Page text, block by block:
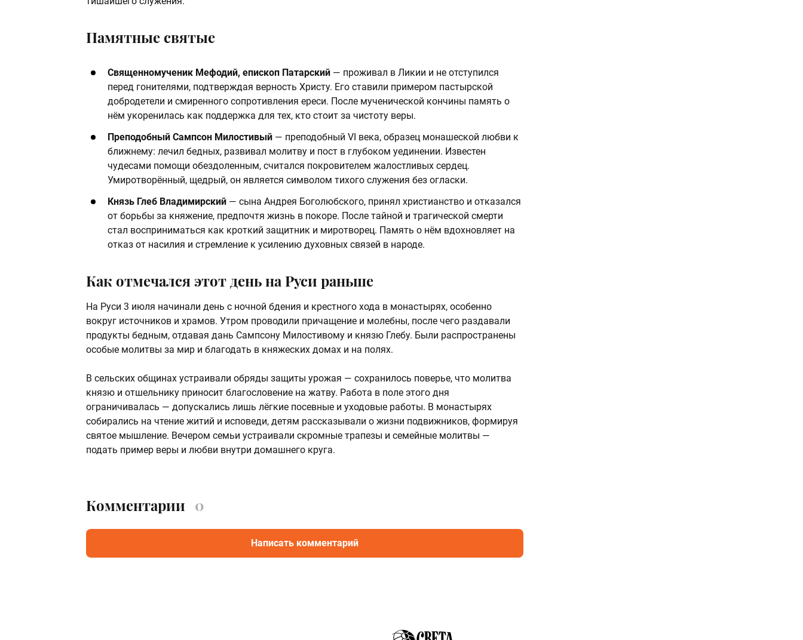
Памятные святые
Священномученик Мефодий, епископ Патарский — проживал в Ликии и не отступился
перед гонителями, подтверждая верность Христу. Его ставили примером пастырской
добродетели и смиренного сопротивления ереси. После мученической кончины память о
нём укоренилась как поддержка для тех, кто стоит за чистоту веры.
Преподобный Сампсон Милостивый — преподобный VI века, образец монашеской любви к
ближнему: лечил бедных, развивал молитву и пост в глубоком уединении. Известен
чудесами помощи обездоленным, считался покровителем жалостливых сердец.
Умиротворённый, щедрый, он является символом тихого служения без огласки.
Князь Глеб Владимирский — сына Андрея Боголюбского, принял христианство и отказался
от борьбы за княжение, предпочтя жизнь в покоре. После тайной и трагической смерти
стал восприниматься как кроткий защитник и миротворец. Память о нём вдохновляет на
отказ от насилия и стремление к усилению духовных связей в народе.
Как отмечался этот день на Руси раньше
На Руси 3 июля начинали день с ночной бдения и крестного хода в монастырях, особенно
вокруг источников и храмов. Утром проводили причащение и молебны, после чего раздавали
продукты бедным, отдавая дань Сампсону Милостивому и князю Глебу. Были распространены
особые молитвы за мир и благодать в княжеских домах и на полях.
В сельских общинах устраивали обряды защиты урожая — сохранилось поверье, что молитва
князю и отшельнику приносит благословение на жатву. Работа в поле этого дня
ограничивалась — допускались лишь лёгкие посевные и уходовые работы. В монастырях
собирались на чтение житий и исповеди, детям рассказывали о жизни подвижников, формируя
святое мышление. Вечером семьи устраивали скромные трапезы и семейные молитвы —
подать пример веры и любви внутри домашнего круга.
Комментарии 0
Написать комментарий